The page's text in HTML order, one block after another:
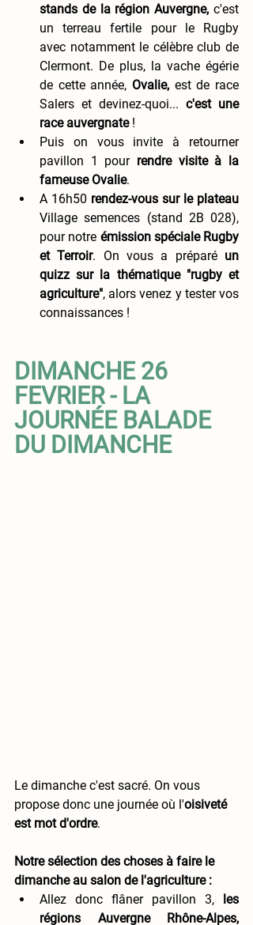
stands de la région Auvergne, c'est
un
terreau fertile pour le Rugby
avec notamment le célèbre club de
Clermont. De plus, la vache égérie
de cette année, Ovalie, est de race
Salers et devinez-quoi... c'est une
race auvergnate !
Puis on vous invite à retourner
pavillon 1 pour rendre visite à la
fameuse Ovalie.
A 16h50
Village semences (stand 2B 028),
pour notre émission spéciale Rugby
et Terroir. On vous a préparé un
quizz sur la thématique "rugby et
agriculture", alors venez y tester vos
connaissances !
DIMANCHE 26
FEVRIER - LA
JOURNÉE BALADE
DU DIMANCHE
Le dimanche c'est sacré. On vous
propose donc une journée où l'oisiveté
est mot d'ordre.
Notre sélection des choses à faire le
dimanche au salon de l'agriculture :
Allez donc flâner pavillon 3,
les
régions Auvergne Rhône-Alpes,